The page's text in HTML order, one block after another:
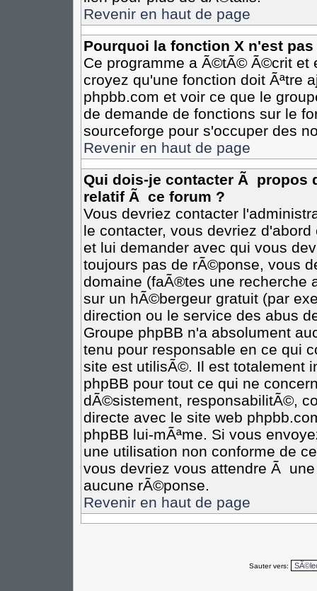
Revenir en haut de page
Pourquoi la fonction X n'est
Ce programme a Ã©tÃ© Ã©crit et
croyez qu'une fonction doit Ãªtre
phpbb.com et voir ce que le
de demande de fonctions sur le
sourceforge pour s'occuper des
Revenir en haut de page
Qui dois-je contacter Ã propos
relatif Ã ce forum ?
Vous devriez contacter
le contacter, vous devriez
et lui demander avec qui vous
toujours pas de rÃ©ponse, vous
domaine (faÃ®tes une recherche
sur un hÃ©bergeur gratuit (par
direction ou le service des abus
Groupe phpBB n'a absolument
tenu pour responsable en ce qui
site est utilisÃ©. Il est totalement
phpBB pour tout ce qui ne
dÃ©sistement, responsabilitÃ©,
directe avec le site web
phpBB lui-mÃªme. Si vous
une utilisation non conforme de
vous devriez vous attendre Ã
aucune rÃ©ponse.
Revenir en haut de page
Sauter vers: